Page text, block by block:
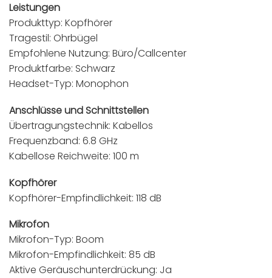
Leistungen
Produkttyp: Kopfhörer
Tragestil: Ohrbügel
Empfohlene Nutzung: Büro/Callcenter
Produktfarbe: Schwarz
Headset-Typ: Monophon
Anschlüsse und Schnittstellen
Übertragungstechnik: Kabellos
Frequenzband: 6.8 GHz
Kabellose Reichweite: 100 m
Kopfhörer
Kopfhörer-Empfindlichkeit: 118 dB
Mikrofon
Mikrofon-Typ: Boom
Mikrofon-Empfindlichkeit: 85 dB
Aktive Geräuschunterdrückung: Ja